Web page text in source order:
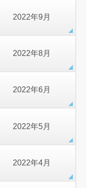
2022年9月
2022年8月
2022年6月
2022年5月
2022年4月